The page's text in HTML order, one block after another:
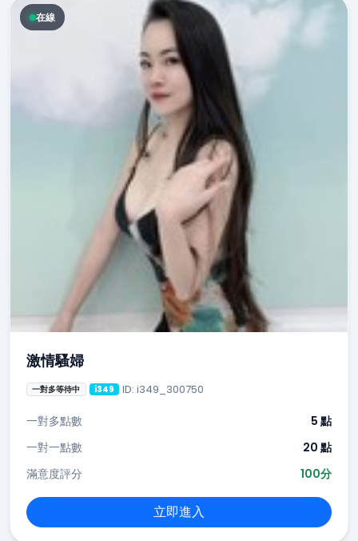
在線
激情騷婦
一對多等待中 i349 ID: i349_300750
一對多點數
5 點
一對一點數
20 點
滿意度評分
100分
立即進入